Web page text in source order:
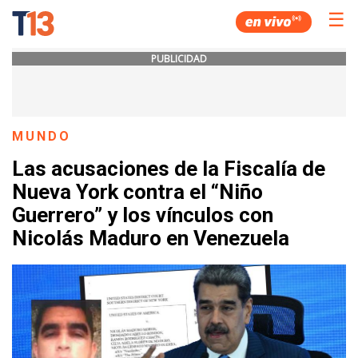
☰
PUBLICIDAD
MUNDO
Las acusaciones de la Fiscalía de
Nueva York contra el “Niño
Guerrero” y los vínculos con
Nicolás Maduro en Venezuela